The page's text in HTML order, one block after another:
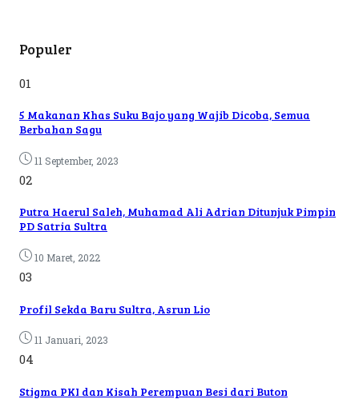
Populer
01
5 Makanan Khas Suku Bajo yang Wajib Dicoba, Semua
Berbahan Sagu
11 September, 2023
02
Putra Haerul Saleh, Muhamad Ali Adrian Ditunjuk Pimpin
PD Satria Sultra
10 Maret, 2022
03
Profil Sekda Baru Sultra, Asrun Lio
11 Januari, 2023
04
Stigma PKI dan Kisah Perempuan Besi dari Buton